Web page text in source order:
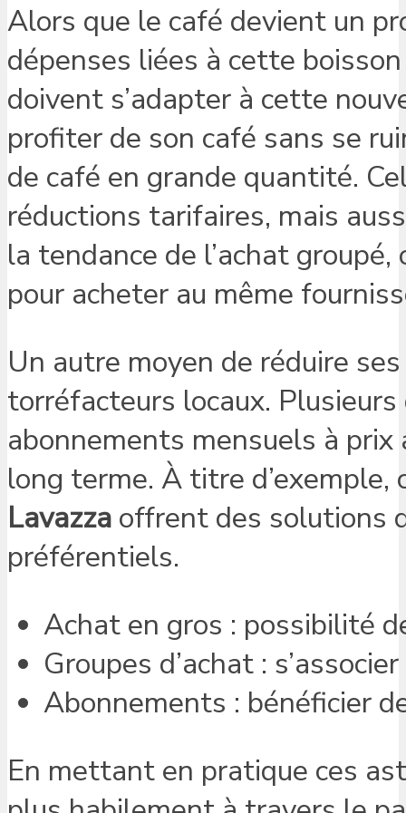
Alors que le café devient un
dépenses liées à cette
doivent s’adapter à cette
profiter de son café sans se
de café en grande quantité.
réductions tarifaires, mais
la tendance de l’achat
pour acheter au même
Un autre moyen de réduire
torréfacteurs locaux.
abonnements mensuels à
long terme. À titre
Lavazza offrent des solutions
préférentiels.
Achat en gros : possibilité
Groupes d’achat :
Abonnements : bénéficier
En mettant en pratique ces